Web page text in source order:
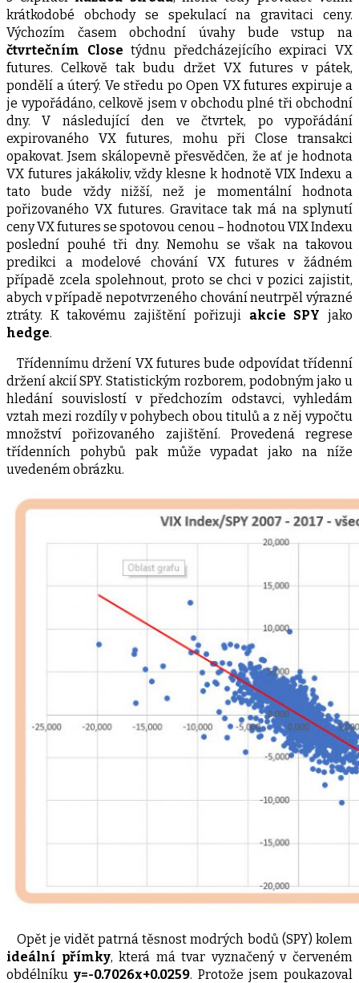
krátkodobé obchody se spekulací na gravitaci ceny.
Výchozím časem obchodní úvahy bude vstup na
čtvrtečním Close týdnu předcházejícího expiraci VX
futures. Celkově tak budu držet VX futures v pátek,
pondělí a úterý. Ve středu po Open VX futures expiruje a
je vypořádáno, celkově jsem v obchodu plné tři obchodní
dny. V následující den ve čtvrtek, po vypořádání
expirovaného VX futures, mohu při Close transakci
opakovat. Jsem skálopevně přesvědčen, že ať je hodnota
VX futures jakákoliv, vždy klesne k hodnotě VIX Indexu a
tato bude vždy nižší, než je momentální hodnota
pořizovaného VX futures. Gravitace tak má na splynutí
ceny VX futures se spotovou cenou – hodnotou VIX Indexu
poslední pouhé tři dny. Nemohu se však na takovou
predikci a modelové chování VX futures v žádném
případě zcela spolehnout, proto se chci v pozici zajistit,
abych v případě nepotvrzeného chování neutrpěl výrazné
ztráty. K takovému zajištění pořizuji akcie SPY jako
hedge.
Třídennímu držení VX futures bude odpovídat třídenní
držení akcií SPY. Statistickým rozborem, podobným jako u
hledání souvislostí v předchozím odstavci, vyhledám
vztah mezi rozdíly v pohybech obou titulů a z něj vypočtu
množství pořizovaného zajištění. Provedená regrese
třídenních pohybů pak může vypadat jako na níže
uvedeném obrázku.
Opět je vidět patrná těsnost modrých bodů (SPY) kolem
ideální přímky, která má tvar vyznačený v červeném
obdélníku y=-0.7026x+0.0259. Protože jsem poukazoval